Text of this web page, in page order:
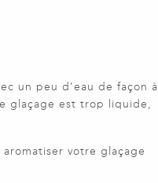
un peu d’eau de façon à
glaçage est trop liquide,
votre glaçage